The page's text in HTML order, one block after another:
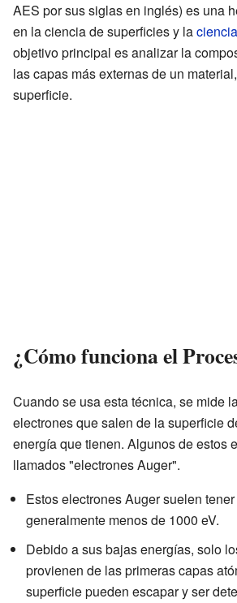
AES por sus siglas en inglés) es una
en la ciencia de superficies y la
objetivo principal es analizar la
las capas más externas de un
superficie.
¿Cómo funciona el
Cuando se usa esta técnica, se mide
electrones que salen de la superficie
energía que tienen. Algunos de estos
llamados "electrones Auger".
Estos electrones Auger suelen
generalmente menos de 1000 eV.
Debido a sus bajas energías, solo
provienen de las primeras capas
superficie pueden escapar y ser